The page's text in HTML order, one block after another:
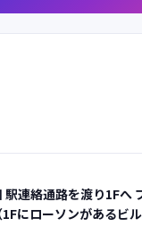
駅連絡通路を渡り1Fへ
にローソンがあるビル